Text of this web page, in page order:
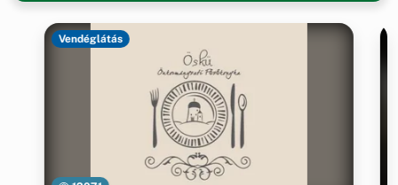
Vendéglátás